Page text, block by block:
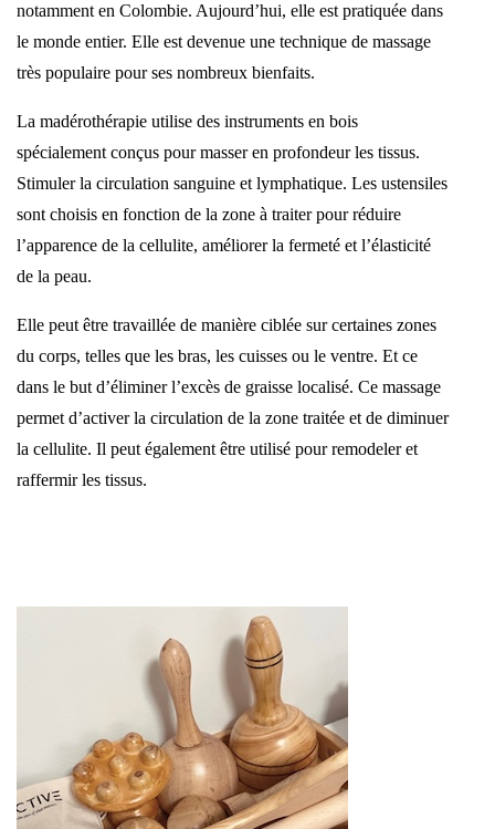
notamment en Colombie. Aujourd’hui, elle est pratiquée dans
le monde entier. Elle est devenue une technique de massage
très populaire pour ses nombreux bienfaits.
La madérothérapie utilise des instruments en bois
spécialement conçus pour masser en profondeur les tissus.
Stimuler la circulation sanguine et lymphatique. Les ustensiles
sont choisis en fonction de la zone à traiter pour réduire
l’apparence de la cellulite, améliorer la fermeté et l’élasticité
de la peau.
Elle peut être travaillée de manière ciblée sur certaines zones
du corps, telles que les bras, les cuisses ou le ventre. Et ce
dans le but d’éliminer l’excès de graisse localisé. Ce massage
permet d’activer la circulation de la zone traitée et de diminuer
la cellulite. Il peut également être utilisé pour remodeler et
raffermir les tissus.